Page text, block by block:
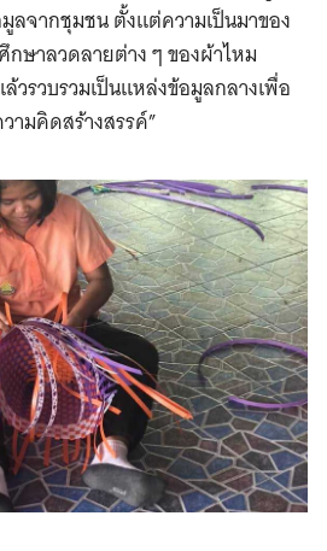
ลจากชุมชน ตั้งแต่ความเป็นมาของ
กษาลวดลายต่าง ๆ ของผ้าไหม
รวบรวมเป็นแหล่งข้อมูลกลางเพื่อ
มคิดสร้างสรรค์”